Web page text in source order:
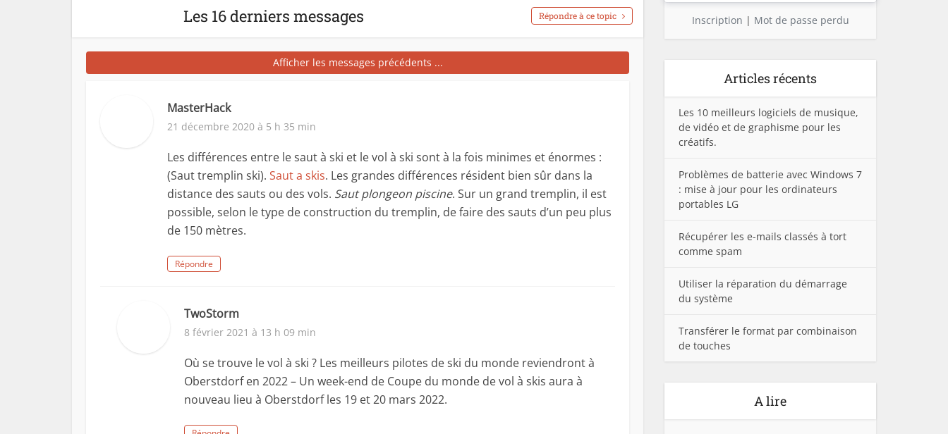
Les 16 derniers messages Répondre à ce topic
Afficher les messages précédents ...
MasterHack
21 décembre 2020 à 5 h 35 min
Les différences entre le saut à ski et le vol à ski sont à la fois minimes et énormes :
(Saut tremplin ski). Saut a skis. Les grandes différences résident bien sûr dans la
distance des sauts ou des vols. Saut plongeon piscine. Sur un grand tremplin, il est
possible, selon le type de construction du tremplin, de faire des sauts d’un peu plus
de 150 mètres.
Répondre
TwoStorm
8 février 2021 à 13 h 09 min
Où se trouve le vol à ski ? Les meilleurs pilotes de ski du monde reviendront à
Oberstdorf en 2022 – Un week-end de Coupe du monde de vol à skis aura à
nouveau lieu à Oberstdorf les 19 et 20 mars 2022.
Inscription | Mot de passe perdu
Articles récents
Les 10 meilleurs logiciels de musique,
de vidéo et de graphisme pour les
créatifs.
Problèmes de batterie avec Windows 7
: mise à jour pour les ordinateurs
portables LG
Récupérer les e-mails classés à tort
comme spam
Utiliser la réparation du démarrage
du système
Transférer le format par combinaison
de touches
A lire